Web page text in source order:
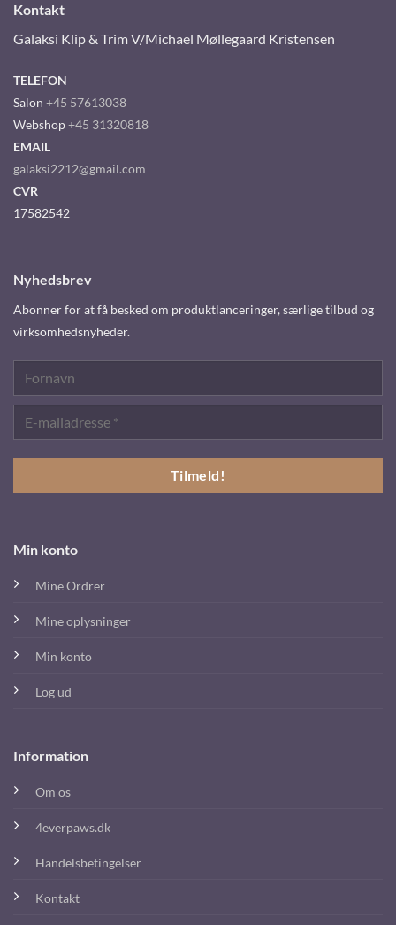
Kontakt
Galaksi Klip & Trim V/Michael Møllegaard Kristensen
TELEFON
Salon +45 57613038
Webshop+45 31320818
EMAIL
galaksi2212@gmail.com
CVR
17582542
Min konto
Mine Ordrer
Mine oplysninger
Min konto
Log ud
Information
Om os
4everpaws.dk
Handelsbetingelser
Kontakt
Nyhedsbrev
Abonner for at få besked om produktlanceringer, særlige tilbud og
virksomhedsnyheder.